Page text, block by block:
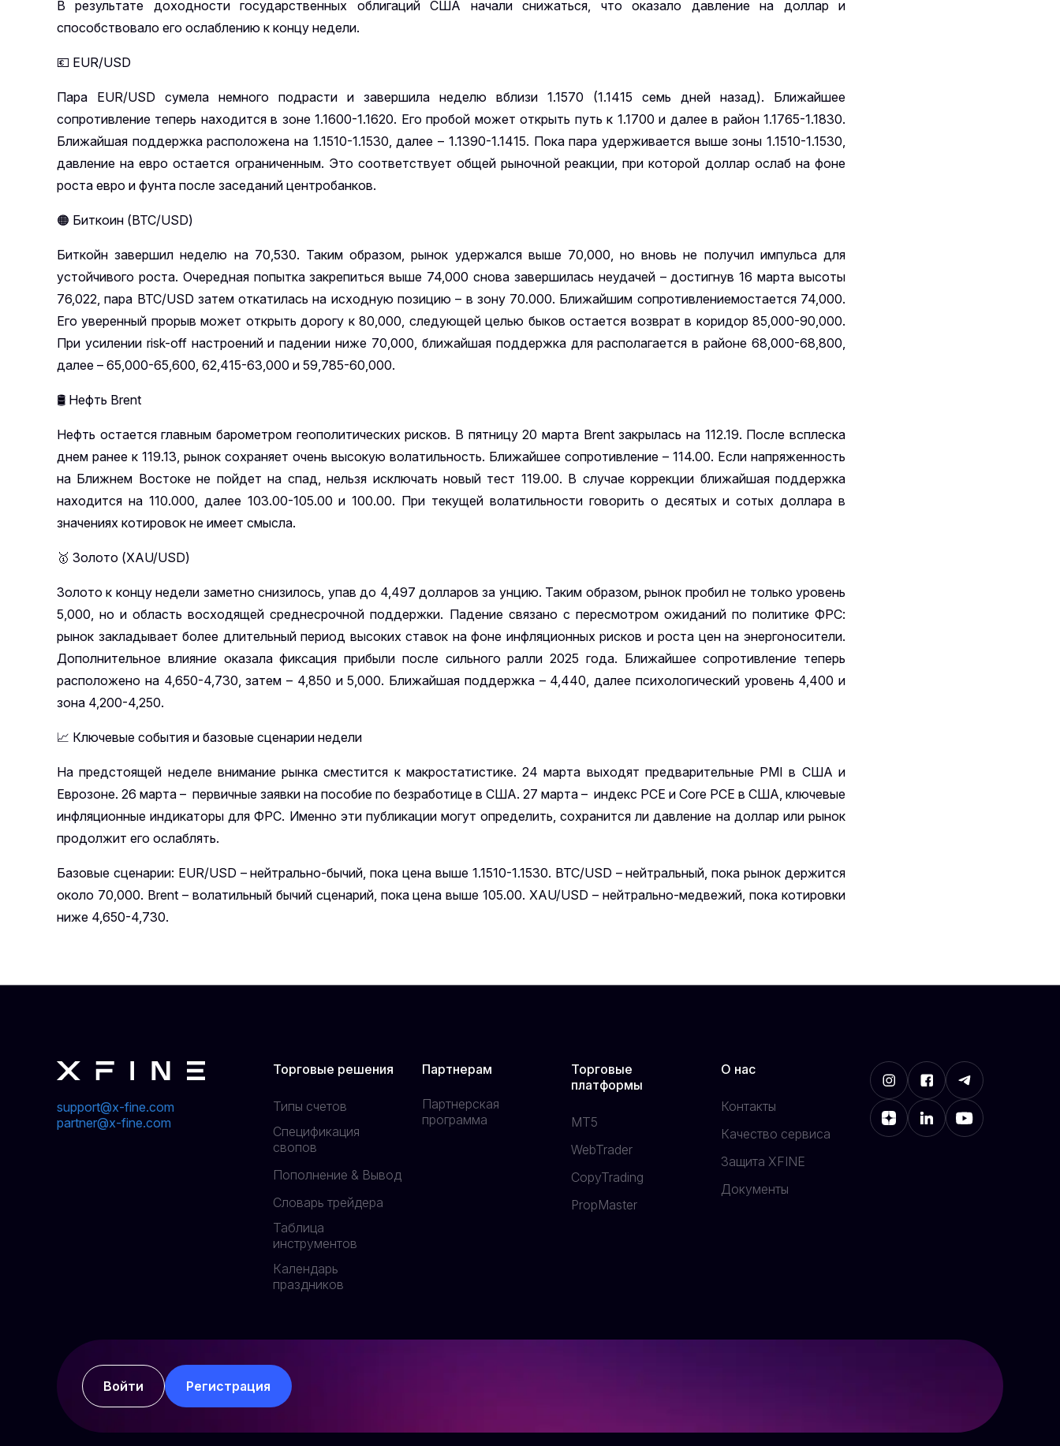
В результате доходности государственных облигаций США начали снижаться, что оказало давление на доллар и
способствовало его ослаблению к концу недели.
💶 EUR/USD
Пара EUR/USD сумела немного подрасти и завершила неделю вблизи 1.1570 (1.1415 семь дней назад). Ближайшее
сопротивление теперь находится в зоне 1.1600-1.1620. Его пробой может открыть путь к 1.1700 и далее в район 1.1765-1.1830.
Ближайшая поддержка расположена на 1.1510-1.1530, далее – 1.1390-1.1415. Пока пара удерживается выше зоны 1.1510-1.1530,
давление на евро остается ограниченным. Это соответствует общей рыночной реакции, при которой доллар ослаб на фоне
роста евро и фунта после заседаний центробанков.
🟠 Биткоин (BTC/USD)
Биткойн завершил неделю на 70,530. Таким образом, рынок удержался выше 70,000, но вновь не получил импульса для
устойчивого роста. Очередная попытка закрепиться выше 74,000 снова завершилась неудачей – достигнув 16 марта высоты
76,022, пара BTC/USD затем откатилась на исходную позицию – в зону 70.000. Ближайшим сопротивлениемостается 74,000.
Его уверенный прорыв может открыть дорогу к 80,000, следующей целью быков остается возврат в коридор 85,000-90,000.
При усилении risk-off настроений и падении ниже 70,000, ближайшая поддержка для располагается в районе 68,000-68,800,
далее – 65,000-65,600, 62,415-63,000 и 59,785-60,000.
🛢 Нефть Brent
Нефть остается главным барометром геополитических рисков. В пятницу 20 марта Brent закрылась на 112.19. После всплеска
днем ранее к 119.13, рынок сохраняет очень высокую волатильность. Ближайшее сопротивление – 114.00. Если напряженность
на Ближнем Востоке не пойдет на спад, нельзя исключать новый тест 119.00. В случае коррекции ближайшая поддержка
находится на 110.000, далее 103.00-105.00 и 100.00. При текущей волатильности говорить о десятых и сотых доллара в
значениях котировок не имеет смысла.
🥇 Золото (XAU/USD)
Золото к концу недели заметно снизилось, упав до 4,497 долларов за унцию. Таким образом, рынок пробил не только уровень
5,000, но и область восходящей среднесрочной поддержки. Падение связано с пересмотром ожиданий по политике ФРС:
рынок закладывает более длительный период высоких ставок на фоне инфляционных рисков и роста цен на энергоносители.
Дополнительное влияние оказала фиксация прибыли после сильного ралли 2025 года. Ближайшее сопротивление теперь
расположено на 4,650-4,730, затем – 4,850 и 5,000. Ближайшая поддержка – 4,440, далее психологический уровень 4,400 и
зона 4,200-4,250.
📈 Ключевые события и базовые сценарии недели
На предстоящей неделе внимание рынка сместится к макростатистике. 24 марта выходят предварительные PMI в США и
Еврозоне. 26 марта – первичные заявки на пособие по безработице в США. 27 марта – индекс PCE и Core PCE в США, ключевые
инфляционные индикаторы для ФРС. Именно эти публикации могут определить, сохранится ли давление на доллар или рынок
продолжит его ослаблять.
Базовые сценарии: EUR/USD – нейтрально-бычий, пока цена выше 1.1510-1.1530. BTC/USD – нейтральный, пока рынок держится
около 70,000. Brent – волатильный бычий сценарий, пока цена выше 105.00. XAU/USD – нейтрально-медвежий, пока котировки
ниже 4,650-4,730.
support@x-fine.com
partner@x-fine.com
Торговые решения
Типы счетов
Спецификация
свопов
Пополнение & Вывод
Словарь трейдера
Таблица
инструментов
Календарь
праздников
Партнерам
Партнерская
программа
Торговые
платформы
MT5
WebTrader
CopyTrading
PropMaster
О нас
Контакты
Качество сервиса
Защита XFINE
Документы
Войти Регистрация